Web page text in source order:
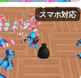
スマホ対応